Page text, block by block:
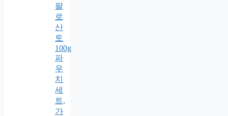
팔
로
산
토
100g
파
우
치
세
트,
가